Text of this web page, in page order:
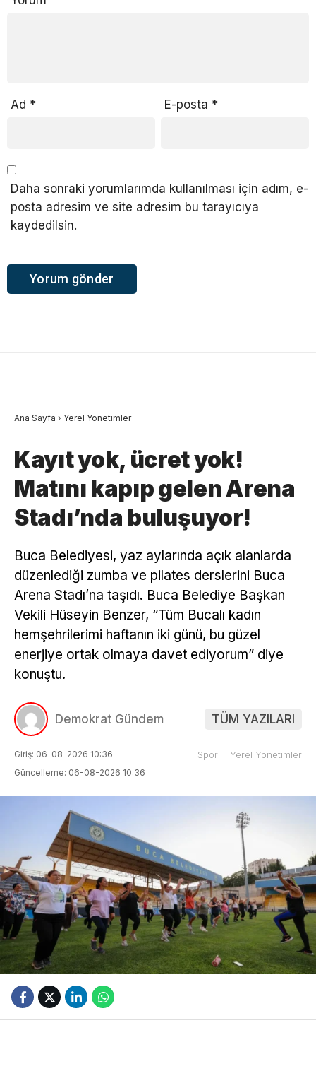
Ad * E-posta *
Daha sonraki yorumlarımda kullanılması için adım, e-
posta adresim ve site adresim bu tarayıcıya
kaydedilsin.
Ana Sayfa › Yerel Yönetimler
Kayıt yok, ücret yok!
Matını kapıp gelen Arena
Stadı’nda buluşuyor!
Buca Belediyesi, yaz aylarında açık alanlarda
düzenlediği zumba ve pilates derslerini Buca
Arena Stadı’na taşıdı. Buca Belediye Başkan
Vekili Hüseyin Benzer, “Tüm Bucalı kadın
hemşehrilerimi haftanın iki günü, bu güzel
enerjiye ortak olmaya davet ediyorum” diye
konuştu.
Demokrat Gündem TÜM YAZILARI
Giriş: 06-08-2026 10:36
Güncelleme: 06-08-2026 10:36
Spor Yerel Yönetimler